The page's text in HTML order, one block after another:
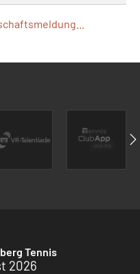
Tennis
2026